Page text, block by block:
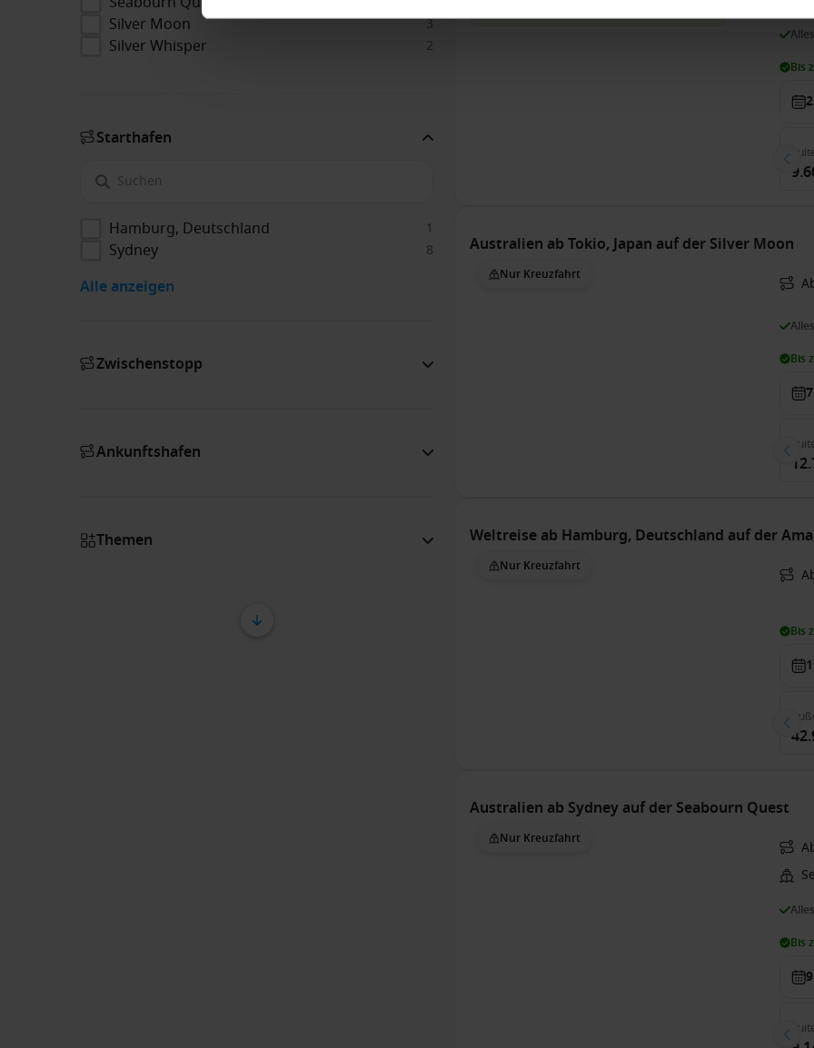
Silver Moon 3
Silver Whisper 2
Starthafen
Hamburg, Deutschland 1
Sydney 8
Alle anzeigen
Zwischenstopp
Ankunftshafen
Themen
Bis
Australien ab Tokio, Japan auf der Silver Moon
Nur Kreuzfahrt
Bis
Weltreise ab Hamburg, Deutschland auf der
Nur Kreuzfahrt
Bis
Australien ab Sydney auf der Seabourn Quest
Nur Kreuzfahrt
Bis